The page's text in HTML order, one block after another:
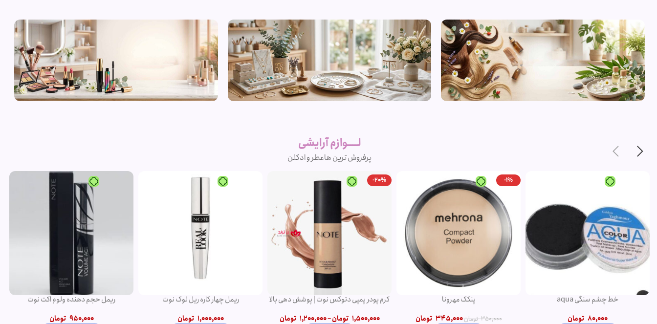
بدلیجات
متنوع
مشاهده
محصولات
مشاهده محصولات
لــــوازم آرایشی
پرفروش ترین هاعطر و ادکلن
خط چشم سنگی aqua
80,000 تومان
-1%
پنکک مهرونا
350,000 تومان345,000 تومان
-20%
کرم پودر پمپی دتوکس نوت | پوشش دهی بالا
1,500,000 تومان–
1,200,000 تومان
ریمل چهار کاره ریل لوک نوت
1,000,000 تومان
ریمل حجم دهنده ولوم اکت نوت
950,000 تومان